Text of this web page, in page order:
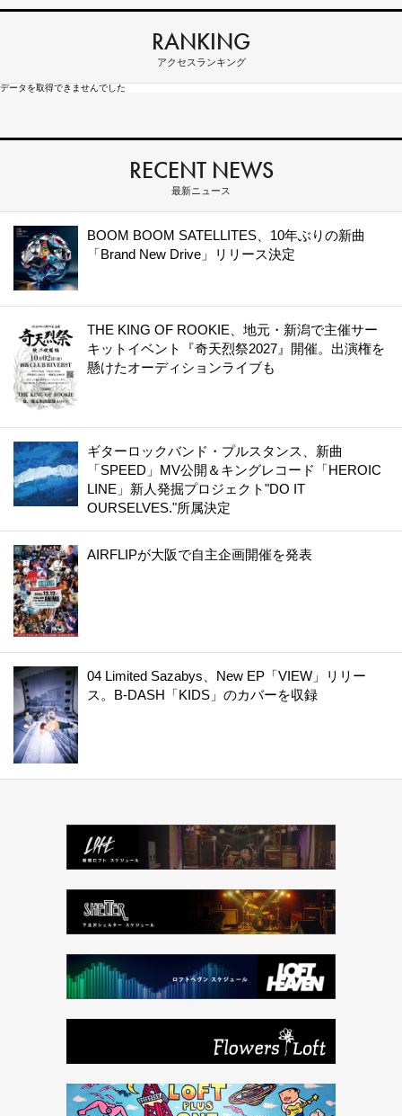
RANKING
アクセスランキング
データを取得できませんでした
RECENT NEWS
最新ニュース
BOOM BOOM SATELLITES、10年ぶりの新曲
「Brand New Drive」リリース決定
THE KING OF ROOKIE、地元・新潟で主催サー
キットイベント『奇天烈祭2027』開催。出演権を
懸けたオーディションライブも
ギターロックバンド・プルスタンス、新曲
「SPEED」MV公開＆キングレコード「HEROIC
LINE」新人発掘プロジェクト"DO IT
OURSELVES."所属決定
AIRFLIPが大阪で自主企画開催を発表
04 Limited Sazabys、New EP「VIEW」リリー
ス。B-DASH「KIDS」のカバーを収録